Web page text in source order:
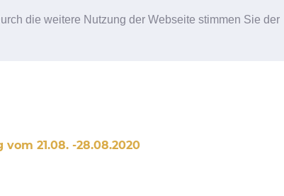
die weitere Nutzung der Webseite stimmen Sie der
21.08. -28.08.2020